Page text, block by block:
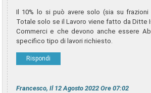
Il 10% lo si può avere solo (sia su
Totale solo se il Lavoro viene fatto da Ditte
Commerci e che devono anche essere
specifico tipo di lavori richiesto.
Rispondi
Francesco, Il 12 Agosto 2022 Ore 07:02